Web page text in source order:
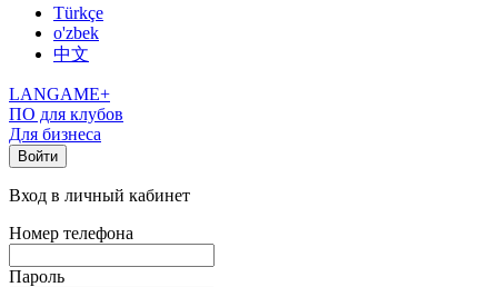
Türkçe
o'zbek
中文
LANGAME+
ПО для клубов
Для бизнеса
Войти
Вход в личный кабинет
Номер телефона
Пароль